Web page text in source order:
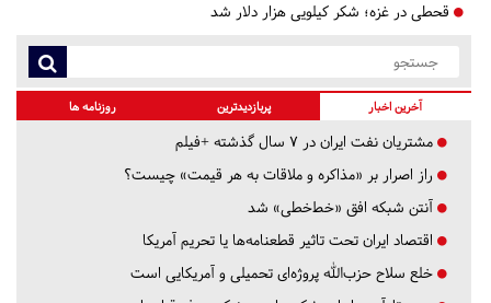
قحطی در غزه؛ شکر کیلویی هزار دلار شد
آخرین اخبار پربازدیدترین روزنامه ها
مشتریان نفت ایران در ۷ سال گذشته +فیلم
راز اصرار بر «مذاکره و ملاقات به هر قیمت» چیست؟
آنتن شبکه افق «خط‌خطی» شد
اقتصاد ایران تحت تاثیر قطعنامه‌ها یا تحریم‌ آمریکا
خلع سلاح حزب‌الله پروژه‌ای تحمیلی و آمریکایی است